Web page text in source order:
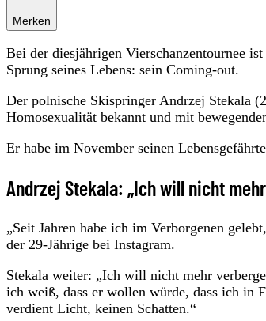
Merken
Bei der diesjährigen Vierschanzentournee
Sprung seines Lebens: sein Coming-out.
Der polnische Skispringer Andrzej Stekala
Homosexualität bekannt und mit
Er habe im November seinen
Andrzej Stekala: „Ich will nicht
„Seit Jahren habe ich im Verborgenen
der 29-Jährige bei Instagram.
Stekala weiter: „Ich will nicht mehr
ich weiß, dass er wollen würde, dass ich in
verdient Licht, keinen Schatten.“